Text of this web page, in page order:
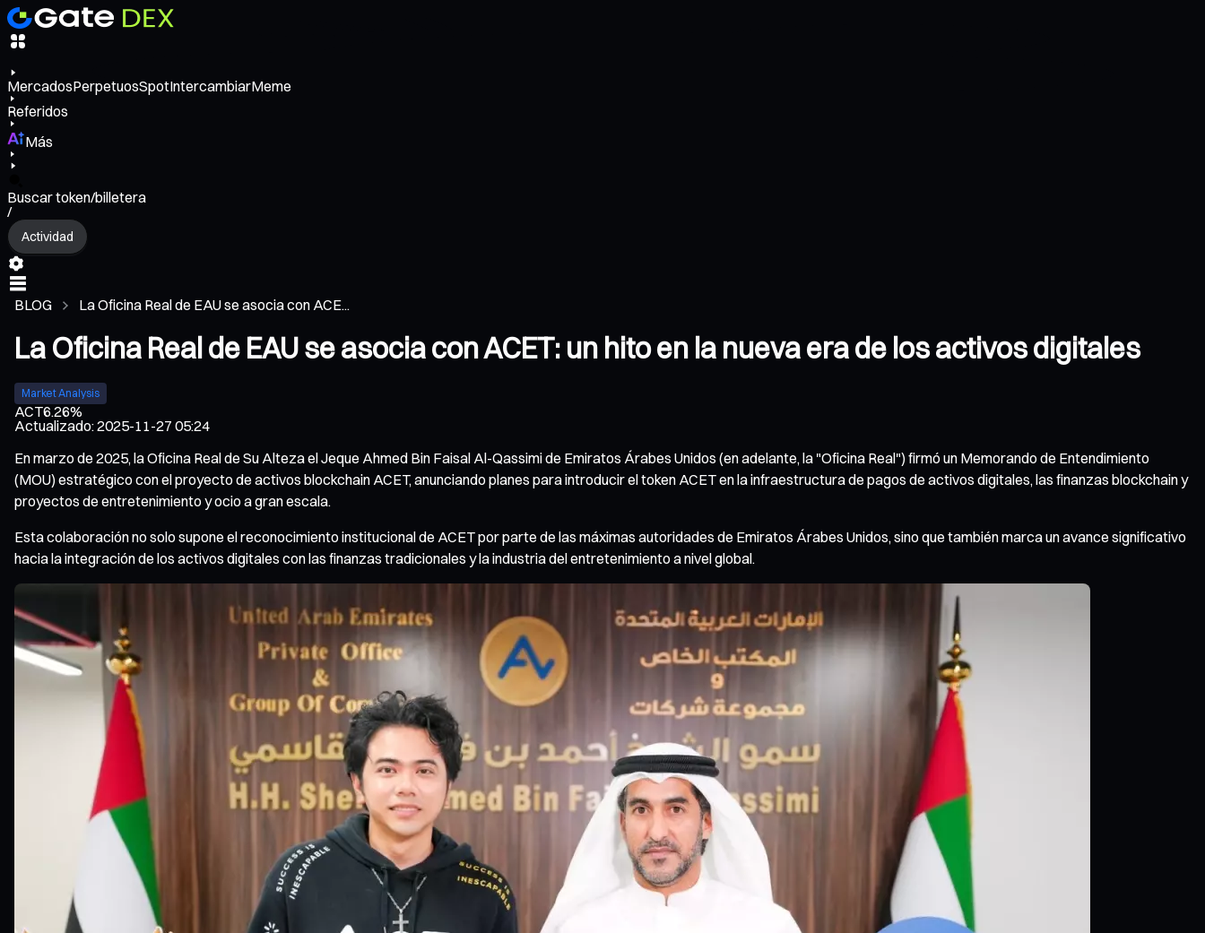
MercadosPerpetuosSpotIntercambiarMeme
Referidos
Más
Buscar token/billetera
/
Actividad
BLOG La Oficina Real de EAU se asocia con ACE...
La Oficina Real de EAU se asocia con ACET: un hito en la nueva era de los activos digitales
Market Analysis
ACT6.26%
Actualizado:2025-11-27 05:24
En marzo de 2025, la Oficina Real de Su Alteza el Jeque Ahmed Bin Faisal Al-Qassimi de Emiratos Árabes Unidos (en adelante, la "Oficina Real") firmó un Memorando de Entendimiento
(MOU) estratégico con el proyecto de activos blockchain ACET, anunciando planes para introducir el token ACET en la infraestructura de pagos de activos digitales, las finanzas blockchain y
proyectos de entretenimiento y ocio a gran escala.
Esta colaboración no solo supone el reconocimiento institucional de ACET por parte de las máximas autoridades de Emiratos Árabes Unidos, sino que también marca un avance significativo
hacia la integración de los activos digitales con las finanzas tradicionales y la industria del entretenimiento a nivel global.